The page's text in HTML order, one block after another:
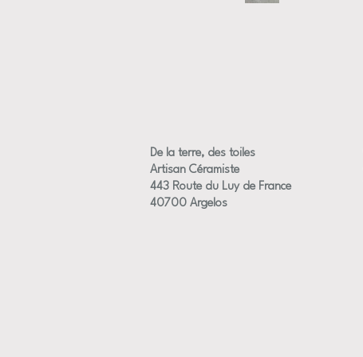
De la terre, des toiles
Artisan Céramiste
443 Route du Luy de France
40700 Argelos